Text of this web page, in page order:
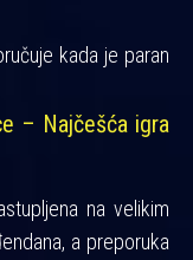
kada je paran
– Najčešća igra
na velikim
a preporuka